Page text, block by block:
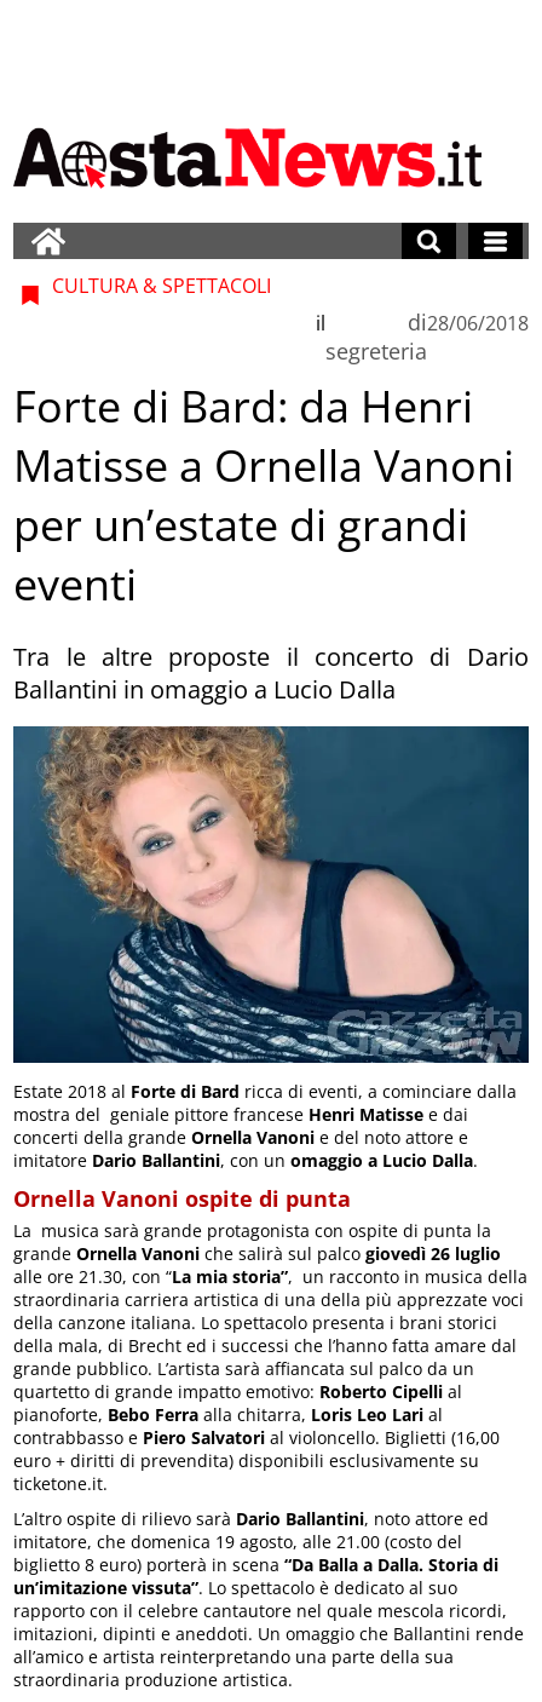
CULTURA & SPETTACOLI
di
segreteria
il 28/06/2018
Forte di Bard: da Henri
Matisse a Ornella Vanoni
per un’estate di grandi
eventi
Tra le altre proposte il concerto di Dario
Ballantini in omaggio a Lucio Dalla
Estate 2018 al Forte di Bard ricca di eventi, a cominciare dalla
mostra del geniale pittore francese Henri Matisse e dai
concerti della grandeOrnella Vanoni e del noto attore e
imitatore Dario Ballantini, con unomaggio a Lucio Dalla.
Ornella Vanoni ospite di punta
La musica sarà grande protagonista con ospite di punta la
grandeOrnella Vanoni che salirà sul palcogiovedì 26 luglio
alle ore 21.30, con “La mia storia”, un racconto in musica della
straordinaria carriera artistica di una della più apprezzate voci
della canzone italiana. Lo spettacolo presenta i brani storici
della mala, di Brecht ed i successi che l’hanno fatta amare dal
grande pubblico. L’artista sarà affiancata sul palco da un
quartetto di grande impatto emotivo: Roberto Cipelli al
pianoforte, Bebo Ferra alla chitarra, Loris Leo Lari al
contrabbasso e Piero Salvatori al violoncello. Biglietti (16,00
euro + diritti di prevendita) disponibili esclusivamente su
ticketone.it.
L’altro ospite di rilievo sarà Dario Ballantini, noto attore ed
imitatore, che domenica 19 agosto, alle 21.00 (costo del
biglietto 8 euro) porterà in scena“Da Balla a Dalla. Storia di
un’imitazione vissuta”. Lo spettacolo è dedicato al suo
rapporto con il celebre cantautore nel quale mescola ricordi,
imitazioni, dipinti e aneddoti. Un omaggio che Ballantini rende
all’amico e artista reinterpretando una parte della sua
straordinaria produzione artistica.